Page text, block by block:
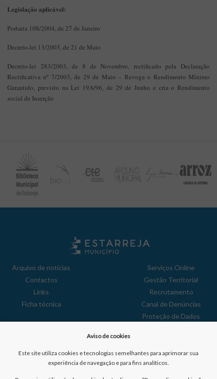
Legislação aplicável:
Portaria 108/2004, de 27 de Janeiro
Decreto-lei 13/2003, de 21 de Maio
Decreto-lei 283/2003, de 8 de Novembro, rectificado pela Declaração
Rectificativa nº 7/2003, de 29 de Maio – Revoga o Rendimento Mínimo
Garantido, previsto na Lei 19A/96, de 29 de Junho e cria o Rendimento
social de Inserção
Arquivo de notícias
Contactos
Links
Ficha técnica
Serviços Online
Gestão Territorial
Recrutamento
Canal de Denúncias
Proteção de Dados
Reclamações
Aviso de cookies
Este site utiliza cookies e tecnologias semelhantes para aprimorar sua
experiência de navegação e para fins analíticos.